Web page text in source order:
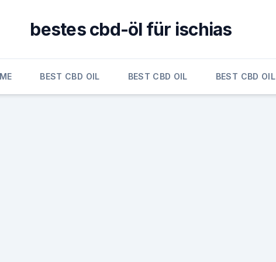
bestes cbd-öl für ischias
BEST CBD OIL BEST CBD OIL BEST CBD OIL